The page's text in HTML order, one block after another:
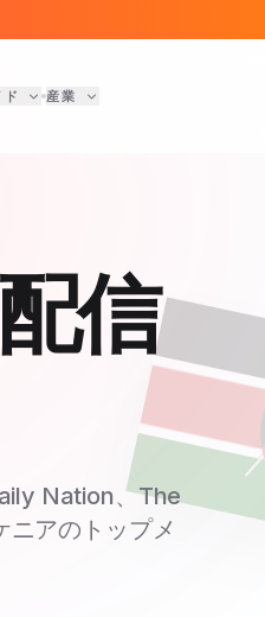
産業
信
Nation、The
アのトップメ